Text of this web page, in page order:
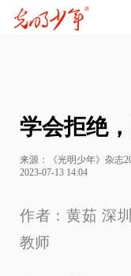
学会拒绝
来源：《光明少年》杂志
2023-07-13 14:04
作者：黄茹 深
教师